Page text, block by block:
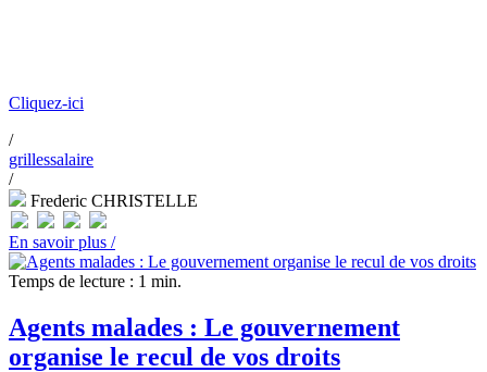
Cliquez-ici
/
grillessalaire
/
Frederic CHRISTELLE
En savoir plus /
Temps de lecture : 1 min.
Agents malades : Le gouvernement
organise le recul de vos droits